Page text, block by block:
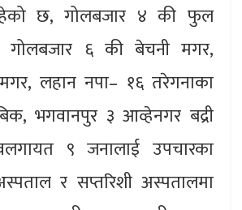
छ, गोलबजार ४ की फुल
गोलबजार ६ की बेचनी मगर,
मगर, लहान नपा– १६ तरेगनाका
भगवानपुर ३ आव्हेनगर बद्री
९ जनालाई उपचारका
र सप्तरिशी अस्पतालमा